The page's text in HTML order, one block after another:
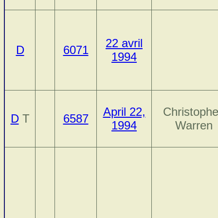
D 6071
22 avril
1994
DT 6587
April 22,
1994
Warren